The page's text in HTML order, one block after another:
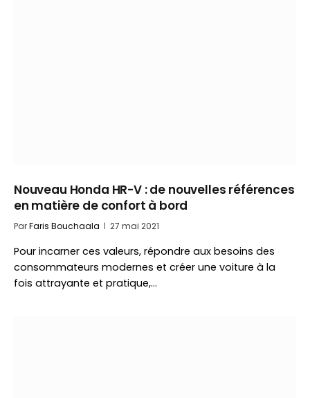
Nouveau Honda HR-V : de nouvelles références
en matière de confort à bord
ParFaris Bouchaala 27 mai 2021
Pour incarner ces valeurs, répondre aux besoins des
consommateurs modernes et créer une voiture à la
fois attrayante et pratique,…